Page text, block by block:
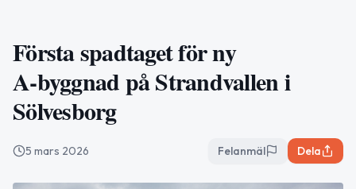
Första spadtaget för ny
A‑byggnad på Strandvallen i
Sölvesborg
5 mars 2026 Felanmäl Dela